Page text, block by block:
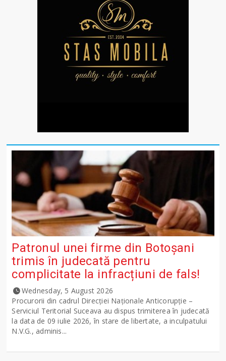
Patronul unei firme din Botoșani
trimis în judecată pentru
complicitate la infracțiuni de fals!
Wednesday, 5 August 2026
Procurorii din cadrul Direcției Naționale Anticorupție –
Serviciul Teritorial Suceava au dispus trimiterea în judecată
la data de 09 iulie 2026, în stare de libertate, a inculpatului
N.V.G., adminis...